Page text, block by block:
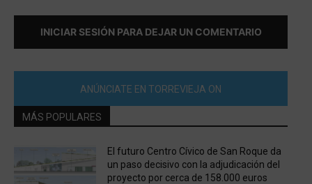
INICIAR SESIÓN PARA DEJAR UN COMENTARIO
ANÚNCIATE EN TORREVIEJA ON
MÁS POPULARES
El futuro Centro Cívico de San Roque da
un paso decisivo con la adjudicación del
proyecto por cerca de 158.000 euros